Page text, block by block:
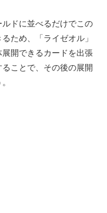
ドに並べるだけでこの
ため、「ライゼオル」
開できるカードを出張
ことで、その後の展開